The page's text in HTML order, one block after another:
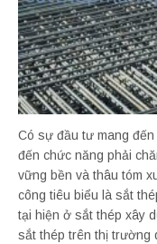
Có sự đầu tư mang
đến chức năng phải
vững bền và thâu tóm
công tiêu biểu là sắt
tại hiện ở sắt thép xây
sắt thép trên thị trường